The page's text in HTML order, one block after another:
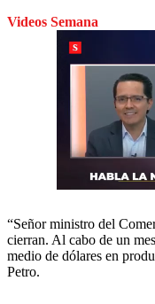
Videos Semana
“Señor ministro del
cierran. Al cabo de un
medio de dólares en
Petro.